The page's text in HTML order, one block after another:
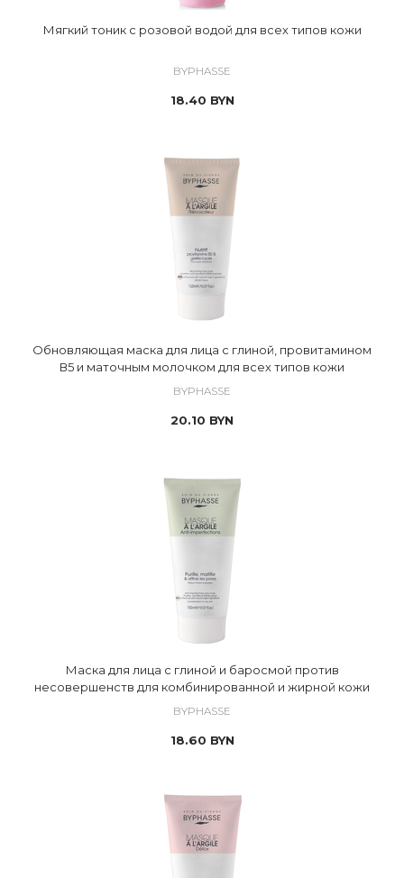
Мягкий тоник с розовой водой для всех типов кожи
BYPHASSE
18.40 BYN
Обновляющая маска для лица с глиной, провитамином
В5 и маточным молочком для всех типов кожи
BYPHASSE
20.10 BYN
Маска для лица с глиной и баросмой против
несовершенств для комбинированной и жирной кожи
BYPHASSE
18.60 BYN